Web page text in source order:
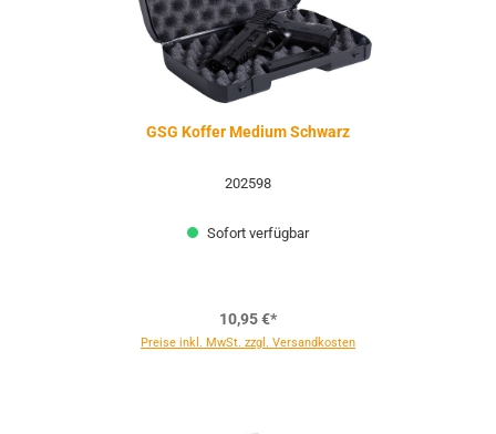
GSG Koffer Medium Schwarz
202598
Sofort verfügbar
10,95 €*
Preise inkl. MwSt. zzgl. Versandkosten